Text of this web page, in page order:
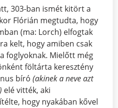
303-ban ismét kitört a
Flórián megtudta, hogy
(ma: Lorch) elfogtak
kelt, hogy amiben csak
foglyoknak. Mielőtt még
föltárta keresztény
bíró(akinek a neve azt
elé vitték, aki
hogy nyakában kővel